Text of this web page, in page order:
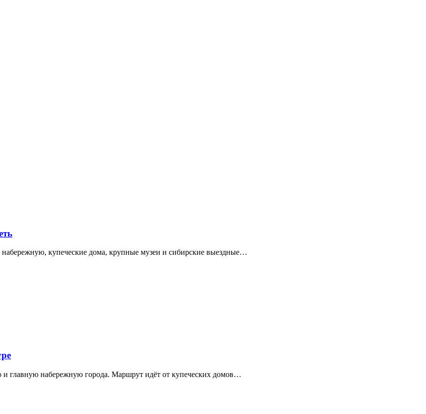
купеческие дома, крупные музеи и сибирские выездные…
и главную набережную города. Маршрут идёт от купеческих домов…